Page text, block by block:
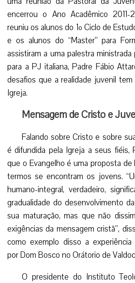
encerrou o Ano Acadêmico
reuniu os alunos do 1º Ciclo de
e os alunos do “Master” para
assistiram a uma palestra
para a PJ italiana, Padre Fábio
desafios que a realidade juvenil
Igreja.
Mensagem de Cristo e
Falando sobre Cristo e sobre
é difundida pela Igreja a seus fiéis,
que o Evangelho é uma proposta
termos se encontram os jovens.
humano-integral, verdadeiro,
gradualidade do desenvolvimento
sua maturação, mas que não
exigências da mensagem cristã”,
como exemplo disso a experiência
por Dom Bosco no Orátorio de
O presidente do Instituto